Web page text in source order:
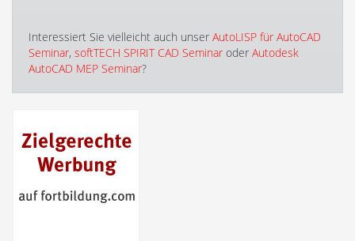
Interessiert Sie vielleicht auch unser AutoLISP für AutoCAD
Seminar, softTECH SPIRIT CAD Seminar oder Autodesk
AutoCAD MEP Seminar?